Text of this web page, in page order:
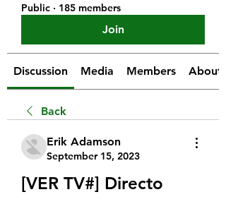
Public · 185 members
Join
Discussion Media Members About
Back
Erik Adamson
September 15, 2023
[VER TV#] Directo